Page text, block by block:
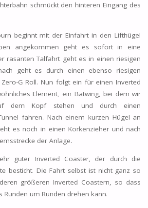
schmückt den hinteren Eingang des
beginnt mit der Einfahrt in den Lifthügel
angekommen geht es sofort in eine
rasanten Talfahrt geht es in einen riesigen
geht es durch einen ebenso riesigen
G Roll. Nun folgt ein für einen Inverted
Element, ein Batwing, bei dem wir
dem Kopf stehen und durch einen
fahren. Nach einem kurzen Hügel an
es noch in einen Korkenzieher und nach
der Anlage.
guter Inverted Coaster, der durch die
besticht. Die Fahrt selbst ist nicht ganz so
größeren Inverted Coastern, so dass
um Runden drehen kann.